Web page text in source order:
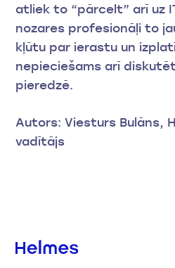
atliek to “pārcelt” arī uz
nozares profesionāļi to
kļūtu par ierastu un
nepieciešams arī
pieredzē.
Autors: Viesturs Bulāns,
vadītājs